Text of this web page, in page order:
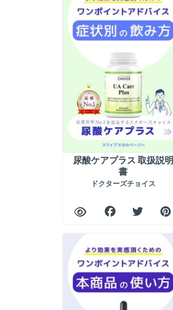
尿酸ケアプラス 取扱説明
書
ドクターズチョイス